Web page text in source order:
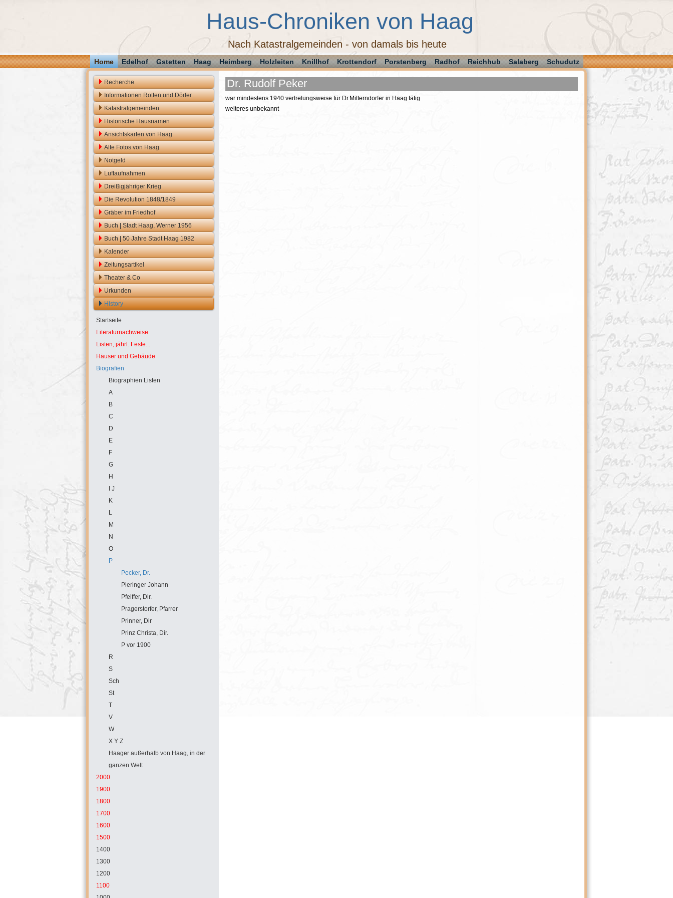
Haus-Chroniken von Haag
Nach Katastralgemeinden - von damals bis heute
Home Edelhof Gstetten Haag Heimberg Holzleiten Knillhof Krottendorf Porstenberg Radhof Reichhub Salaberg Schudutz
Recherche
Informationen Rotten und Dörfer
Katastralgemeinden
Historische Hausnamen
Ansichtskarten von Haag
Alte Fotos von Haag
Notgeld
Luftaufnahmen
Dreißigjähriger Krieg
Die Revolution 1848/1849
Gräber im Friedhof
Buch | Stadt Haag, Werner 1956
Buch | 50 Jahre Stadt Haag 1982
Kalender
Zeitungsartikel
Theater & Co
Urkunden
History
Startseite
Literaturnachweise
Listen, jährl. Feste...
Häuser und Gebäude
Biografien
Biographien Listen
A
B
C
D
E
F
G
H
I J
K
L
M
N
O
P
Pecker, Dr.
Pieringer Johann
Pfeiffer, Dir.
Pragerstorfer, Pfarrer
Prinner, Dir
Prinz Christa, Dir.
P vor 1900
R
S
Sch
St
T
V
W
X Y Z
Haager außerhalb von Haag, in der
ganzen Welt
2000
1900
1800
1700
1600
1500
1400
1300
1200
1100
Dr. Rudolf Peker
war mindestens 1940 vertretungsweise für Dr.Mitterndorfer in Haag tätig
weiteres unbekannt